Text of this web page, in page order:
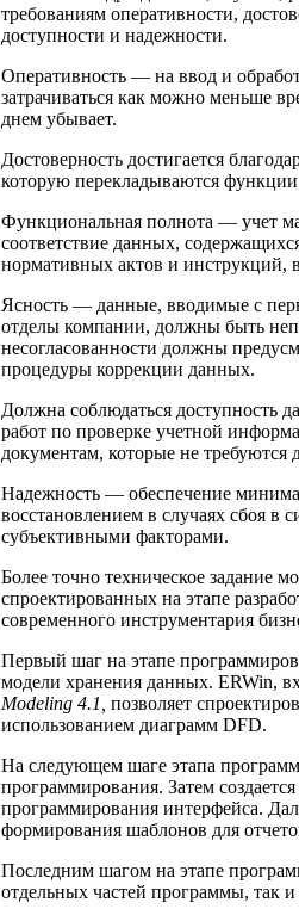
требованиям оперативности,
доступности и надежности.
Оперативность — на ввод и
затрачиваться как можно меньше
днем убывает.
Достоверность достигается
которую перекладываются
Функциональная полнота — учет
соответствие данных,
нормативных актов и инструкций,
Ясность — данные, вводимые с
отделы компании, должны быть
несогласованности должны
процедуры коррекции данных.
Должна соблюдаться доступность
работ по проверке учетной
документам, которые не
Надежность — обеспечение
восстановлением в случаях сбоя в
субъективными факторами.
Более точно техническое задание
спроектированных на этапе
современного инструментария
Первый шаг на этапе
модели хранения данных. ERWin,
Modeling 4.1, позволяет
использованием диаграмм DFD.
На следующем шаге этапа
программирования. Затем
программирования интерфейса.
формирования шаблонов для
Последним шагом на этапе
отдельных частей программы, так